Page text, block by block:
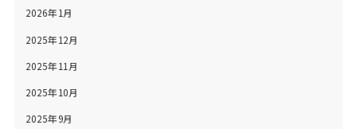
2026年1月
2025年12月
2025年11月
2025年10月
2025年9月